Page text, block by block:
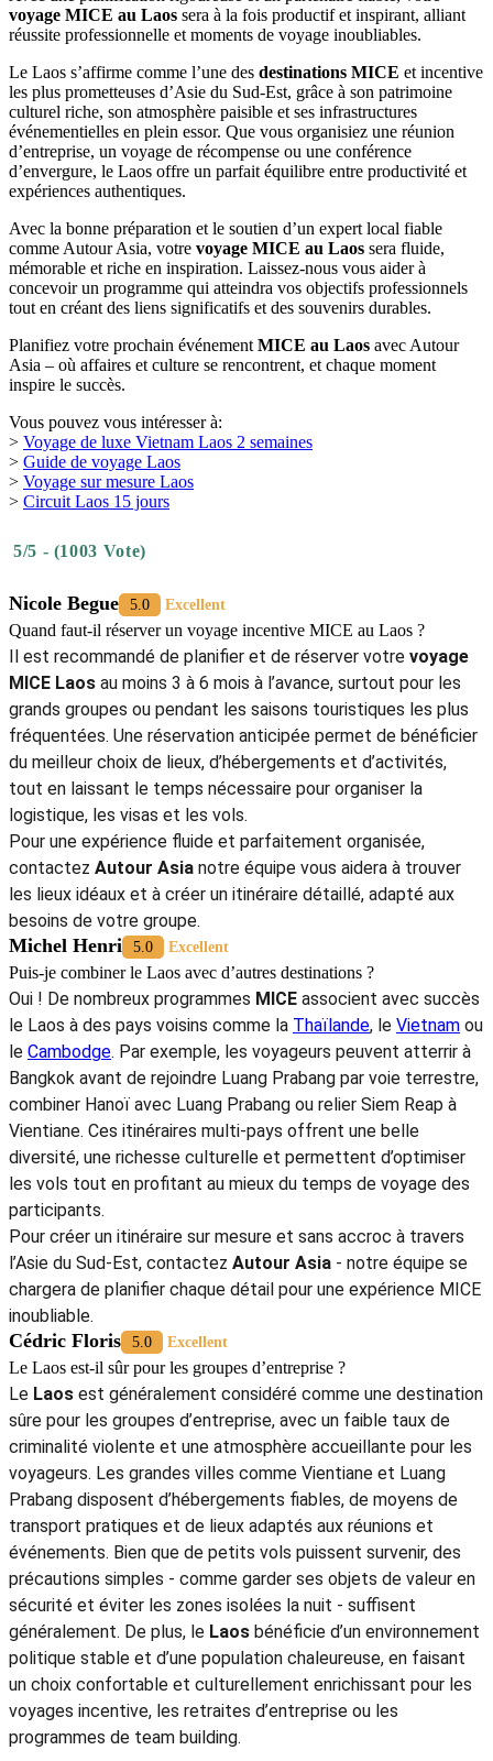
voyage MICE au Laos sera à la fois productif et inspirant, alliant
réussite professionnelle et moments de voyage inoubliables.
Le Laos s’affirme comme l’une des destinations MICE et incentive
les plus prometteuses d’Asie du Sud-Est, grâce à son patrimoine
culturel riche, son atmosphère paisible et ses infrastructures
événementielles en plein essor. Que vous organisiez une réunion
d’entreprise, un voyage de récompense ou une conférence
d’envergure, le Laos offre un parfait équilibre entre productivité et
expériences authentiques.
Avec la bonne préparation et le soutien d’un expert local fiable
comme Autour Asia, votre voyage MICE au Laos sera fluide,
mémorable et riche en inspiration. Laissez-nous vous aider à
concevoir un programme qui atteindra vos objectifs professionnels
tout en créant des liens significatifs et des souvenirs durables.
Planifiez votre prochain événement MICE au Laos avec Autour
Asia – où affaires et culture se rencontrent, et chaque moment
inspire le succès.
Vous pouvez vous intéresser à:
> Voyage de luxe Vietnam Laos 2 semaines
> Guide de voyage Laos
> Voyage sur mesure Laos
> Circuit Laos 15 jours
5/5 - (1003 Vote)
Nicole Begue 5.0 Excellent
Quand faut-il réserver un voyage incentive MICE au Laos ?
Il est recommandé de planifier et de réserver votre voyage
MICE Laos au moins 3 à 6 mois à l’avance, surtout pour les
grands groupes ou pendant les saisons touristiques les plus
fréquentées. Une réservation anticipée permet de bénéficier
du meilleur choix de lieux, d’hébergements et d’activités,
tout en laissant le temps nécessaire pour organiser la
logistique, les visas et les vols.
Pour une expérience fluide et parfaitement organisée,
contactez Autour Asia notre équipe vous aidera à trouver
les lieux idéaux et à créer un itinéraire détaillé, adapté aux
besoins de votre groupe.
Michel Henri 5.0 Excellent
Puis-je combiner le Laos avec d’autres destinations ?
Oui ! De nombreux programmes MICE associent avec succès
le Laos à des pays voisins comme la Thaïlande, le Vietnam ou
le Cambodge. Par exemple, les voyageurs peuvent atterrir à
Bangkok avant de rejoindre Luang Prabang par voie terrestre,
combiner Hanoï avec Luang Prabang ou relier Siem Reap à
Vientiane. Ces itinéraires multi-pays offrent une belle
diversité, une richesse culturelle et permettent d’optimiser
les vols tout en profitant au mieux du temps de voyage des
participants.
Pour créer un itinéraire sur mesure et sans accroc à travers
l’Asie du Sud-Est, contactez Autour Asia - notre équipe se
chargera de planifier chaque détail pour une expérience MICE
inoubliable.
Cédric Floris 5.0 Excellent
Le Laos est-il sûr pour les groupes d’entreprise ?
Le Laos est généralement considéré comme une destination
sûre pour les groupes d’entreprise, avec un faible taux de
criminalité violente et une atmosphère accueillante pour les
voyageurs. Les grandes villes comme Vientiane et Luang
Prabang disposent d’hébergements fiables, de moyens de
transport pratiques et de lieux adaptés aux réunions et
événements. Bien que de petits vols puissent survenir, des
précautions simples - comme garder ses objets de valeur en
sécurité et éviter les zones isolées la nuit - suffisent
généralement. De plus, le Laos bénéficie d’un environnement
politique stable et d’une population chaleureuse, en faisant
un choix confortable et culturellement enrichissant pour les
voyages incentive, les retraites d’entreprise ou les
programmes de team building.